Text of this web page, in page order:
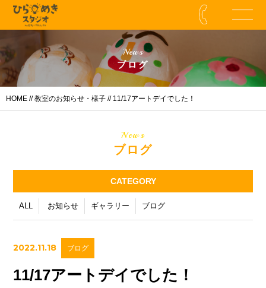
News
ブログ
HOME //教室のお知らせ・様子 // 11/17アートデイでした！
News
ブログ
CATEGORY
ALL お知らせ ギャラリー ブログ
2022.11.18 ブログ
11/17アートデイでした！